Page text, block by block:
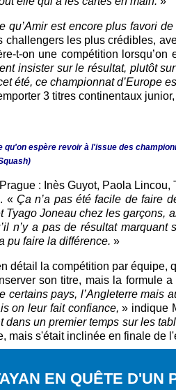
qu’Amir est encore plus favori
les plus crédibles,
t-on une compétition
insister sur le résultat, plutôt
été, ce championnat d’Europe
3 titres continentaux
espère revoir à l'issue des
: Inès Guyot, Paola
« Ça n’a pas été facile de faire
Joneau chez les garçons,
n’y a pas de résultat
pu faire la différence. »
détail la compétition par équipe,
son titre, mais la formule
certains pays, l’Angleterre mais
on leur fait confiance,» indique
dans un premier temps sur les
s'était inclinée en finale de
EN QUÊTE D'UN